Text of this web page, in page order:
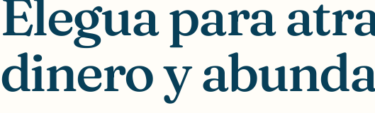
Elegua para
dinero y